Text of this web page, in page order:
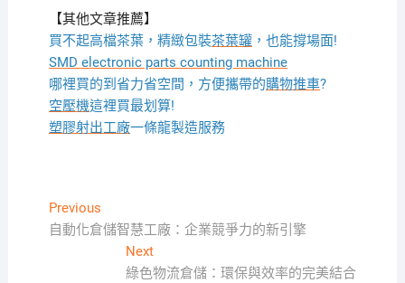
【其他文章推薦】
買不起高檔茶葉，精緻包裝茶葉罐，也能撐場面!
SMD electronic parts counting machine
哪裡買的到省力省空間，方便攜帶的購物推車?
空壓機這裡買最划算!
塑膠射出工廠一條龍製造服務
文
章
PreviousPrevious
post:
自動化倉儲智慧工廠：企業競爭力的新引擎
NextNext
post:
綠色物流倉儲：環保與效率的完美結合